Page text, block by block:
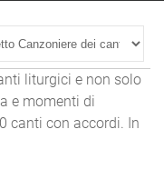
liturgici e non solo
e momenti di
canti con accordi. In